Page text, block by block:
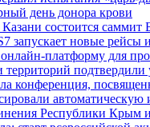
день донора крови
Казани состоится
запускает новые рейсы
платформу для
территорий
конференция,
Республики Крым